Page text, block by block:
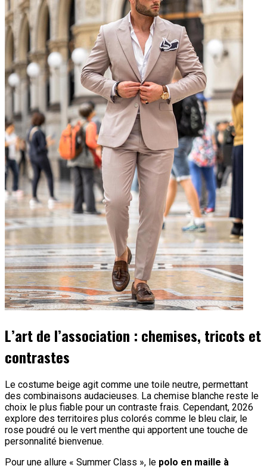
L’art de l’association : chemises, tricots et
contrastes
Le costume beige agit comme une toile neutre, permettant
des combinaisons audacieuses. La chemise blanche reste le
choix le plus fiable pour un contraste frais. Cependant, 2026
explore des territoires plus colorés comme le bleu clair, le
rose poudré ou le vert menthe qui apportent une touche de
personnalité bienvenue.
Pour une allure « Summer Class », le polo en maille à